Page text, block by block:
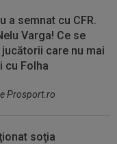
a semnat cu CFR.
Varga! Ce se
care nu mai
cu Folha
Prosport.ro
soţia